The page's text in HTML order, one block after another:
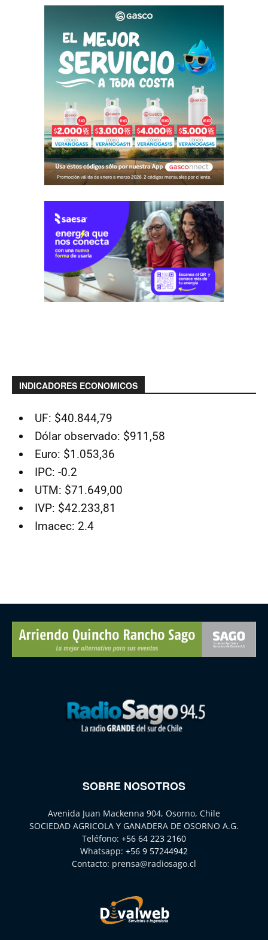
INDICADORES ECONOMICOS
UF: $40.844,79
Dólar observado: $911,58
Euro: $1.053,36
IPC: -0.2
UTM: $71.649,00
IVP: $42.233,81
Imacec: 2.4
SOBRE NOSOTROS
Avenida Juan Mackenna 904, Osorno, Chile
SOCIEDAD AGRICOLA Y GANADERA DE OSORNO A.G.
Teléfono: +56 64 223 2160
Whatsapp: +56 9 57244942
Contacto: prensa@radiosago.cl